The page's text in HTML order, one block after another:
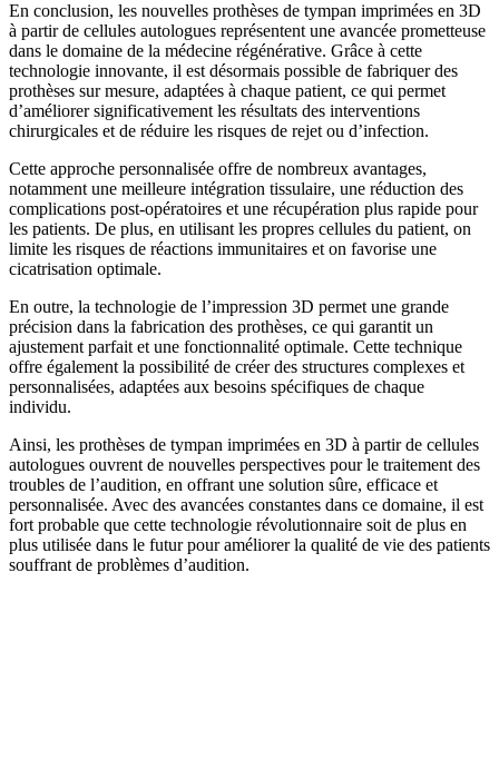
En conclusion, les nouvelles prothèses de tympan imprimées en 3D
à partir de cellules autologues représentent une avancée prometteuse
dans le domaine de la médecine régénérative. Grâce à cette
technologie innovante, il est désormais possible de fabriquer des
prothèses sur mesure, adaptées à chaque patient, ce qui permet
d’améliorer significativement les résultats des interventions
chirurgicales et de réduire les risques de rejet ou d’infection.
Cette approche personnalisée offre de nombreux avantages,
notamment une meilleure intégration tissulaire, une réduction des
complications post-opératoires et une récupération plus rapide pour
les patients. De plus, en utilisant les propres cellules du patient, on
limite les risques de réactions immunitaires et on favorise une
cicatrisation optimale.
En outre, la technologie de l’impression 3D permet une grande
précision dans la fabrication des prothèses, ce qui garantit un
ajustement parfait et une fonctionnalité optimale. Cette technique
offre également la possibilité de créer des structures complexes et
personnalisées, adaptées aux besoins spécifiques de chaque
individu.
Ainsi, les prothèses de tympan imprimées en 3D à partir de cellules
autologues ouvrent de nouvelles perspectives pour le traitement des
troubles de l’audition, en offrant une solution sûre, efficace et
personnalisée. Avec des avancées constantes dans ce domaine, il est
fort probable que cette technologie révolutionnaire soit de plus en
plus utilisée dans le futur pour améliorer la qualité de vie des patients
souffrant de problèmes d’audition.